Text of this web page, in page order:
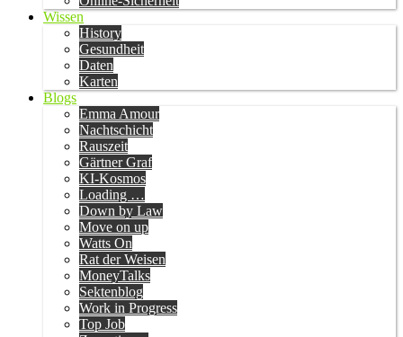
Wissen
History
Gesundheit
Daten
Karten
Blogs
Emma Amour
Nachtschicht
Rauszeit
Gärtner Graf
KI-Kosmos
Loading …
Down by Law
Move on up
Watts On
Rat der Weisen
MoneyTalks
Sektenblog
Work in Progress
Top Job